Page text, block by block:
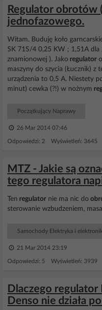
Regulator obrotów
jednofazowego.
Witam. Buduję koło
SK 71S/4 0,25 KW ; 1,51A dla
znamionowej ). Jako regulator
maszyny do szycia (Łucznik) z
urządzenia to 0,5 A. Niestety
minut) cewka (?!) w nożnym
Początkujący Naprawy
26 Mar 2014 07:46
Odpowiedzi: 2 Wyświetleń: 3645
MTZ - Jakie są
tego regulatora
Ten regulator nie ma nic do
sterowanie wzbudzeniem,
Samochody Elektryka i
21 Mar 2014 23:19
Odpowiedzi: 5 Wyświetleń: 3939
Dlaczego
Denso nie działa